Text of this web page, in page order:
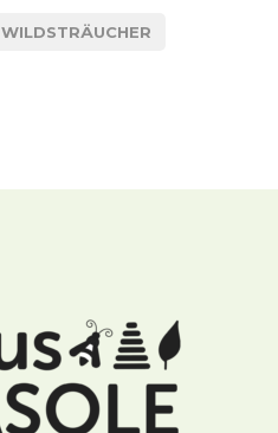
WILDSTRÄUCHER